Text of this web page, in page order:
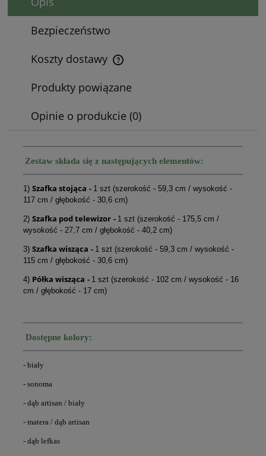
Bezpieczeństwo
Koszty dostawy
Cena nie zawiera ewentualnych kosztów płatności
Produkty powiązane
Opinie o produkcie (0)
Zestaw składa się z następujących elementów:
1) Szafka stojąca - 1 szt (szerokość - 59,3 cm / wysokość -
117 cm / głębokość - 30,6 cm)
2) Szafka pod telewizor - 1 szt (szerokość - 175,5 cm /
wysokość - 27,7 cm / głębokość - 40,2 cm)
3) Szafka wisząca - 1 szt (szerokość - 59,3 cm / wysokość -
115 cm / głębokość - 30,6 cm)
4) Półka wisząca - 1 szt (szerokość - 102 cm / wysokość - 16
cm / głębokość - 17 cm)
Dostępne kolory:
- biały
- sonoma
- dąb artisan / biały
- matera / dąb artisan
- dąb lefkas